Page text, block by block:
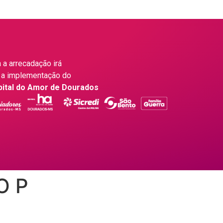
a arrecadação irá
implementação do
do Amor de Dourados
P